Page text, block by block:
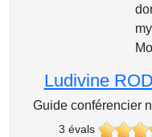
Ludivine
Guide conférencier
3 évals